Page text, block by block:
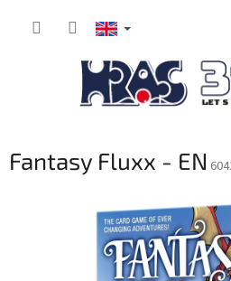
Fantasy Fluxx - EN